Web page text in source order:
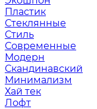
Пластик
Стеклянные
Стиль
Современные
Модерн
Скандинавский
Минимализм
Хай тек
Лофт